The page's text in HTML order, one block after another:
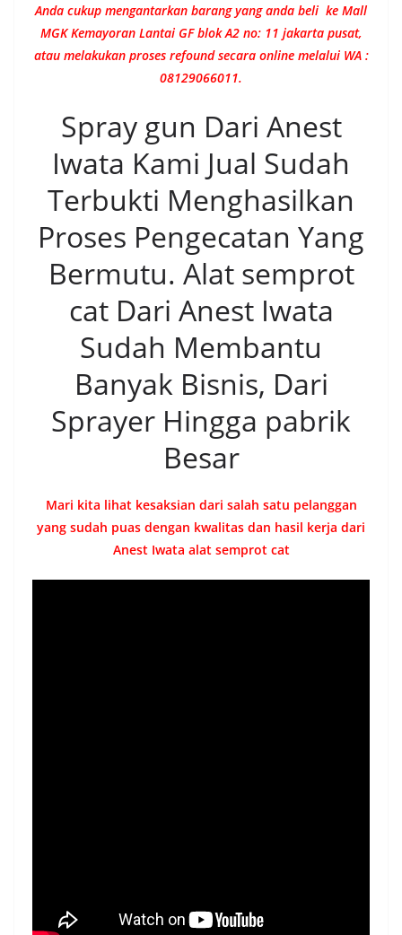
Anda cukup mengantarkan barang yang anda beli ke Mall
MGK Kemayoran Lantai GF blok A2 no: 11 jakarta pusat,
atau melakukan proses refound secara online melalui WA :
08129066011.
Spray gun Dari Anest
Iwata Kami Jual Sudah
Terbukti Menghasilkan
Proses Pengecatan Yang
Bermutu. Alat semprot
cat Dari Anest Iwata
Sudah Membantu
Banyak Bisnis, Dari
Sprayer Hingga pabrik
Besar
Mari kita lihat kesaksian dari salah satu pelanggan
yang sudah puas dengan kwalitas dan hasil kerja dari
Anest Iwata alat semprot cat